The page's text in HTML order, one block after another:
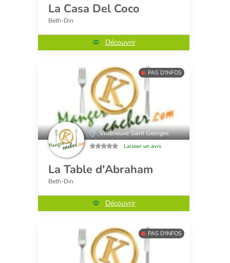
La Casa Del Coco
Beth-Din
Découvrir
PAS D'INFOS
Villeneuve Saint Georges
Laisser un avis
La Table d'Abraham
Beth-Din
Découvrir
PAS D'INFOS